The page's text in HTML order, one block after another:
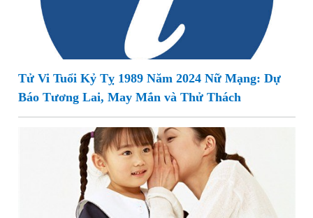
Tử Vi Tuổi Kỷ Tỵ 1989 Năm 2024 Nữ Mạng: Dự
Báo Tương Lai, May Mắn và Thử Thách